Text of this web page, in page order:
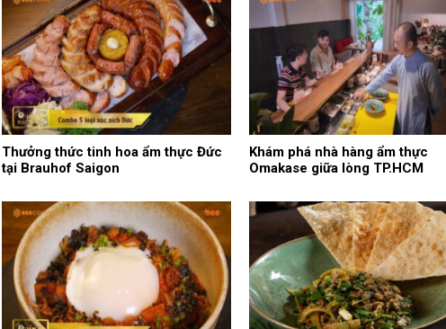
Thưởng thức tinh hoa ẩm thực Đức
tại Brauhof Saigon
Khám phá nhà hàng ẩm thực
Omakase giữa lòng TP.HCM